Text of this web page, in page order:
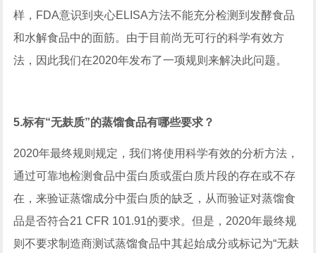
样，FDA意识到夹心ELISA方法不能充分检测到发酵食品
和水解食品中的面筋。由于目前尚无可行的科学有效方
法，因此我们在2020年发布了一项规则来解决此问题。
5.标有“无麸质”的蒸馏食品有哪些要求？
2020年最终规则规定，我们将使用科学有效的分析方法，
通过可靠地检测食品中蛋白质或蛋白质片段的存在或不存
在，来验证蒸馏成分中蛋白质的缺乏，从而验证对蒸馏食
品是否符合21 CFR 101.91的要求。但是，2020年最终规
则不要求制造商测试蒸馏食品中其起始成分或标记为“无麸